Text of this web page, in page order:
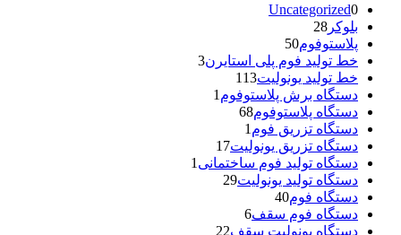
Uncategorized0
بلوکر 28
پلاستوفوم50
خط تولید فوم پلی استایرن3
خط تولید یونولیت113
دستگاه برش پلاستوفوم 1
دستگاه پلاستوفوم68
دستگاه تزریق فوم 1
دستگاه تزریق یونولیت17
دستگاه تولید فوم ساختمانی 1
دستگاه تولید یونولیت29
دستگاه فوم40
دستگاه فوم سقف6
دستگاه یونولیت سقف22